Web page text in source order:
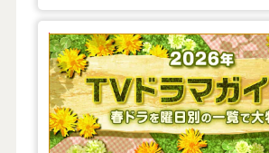
【2026年春】TVドラマガイド